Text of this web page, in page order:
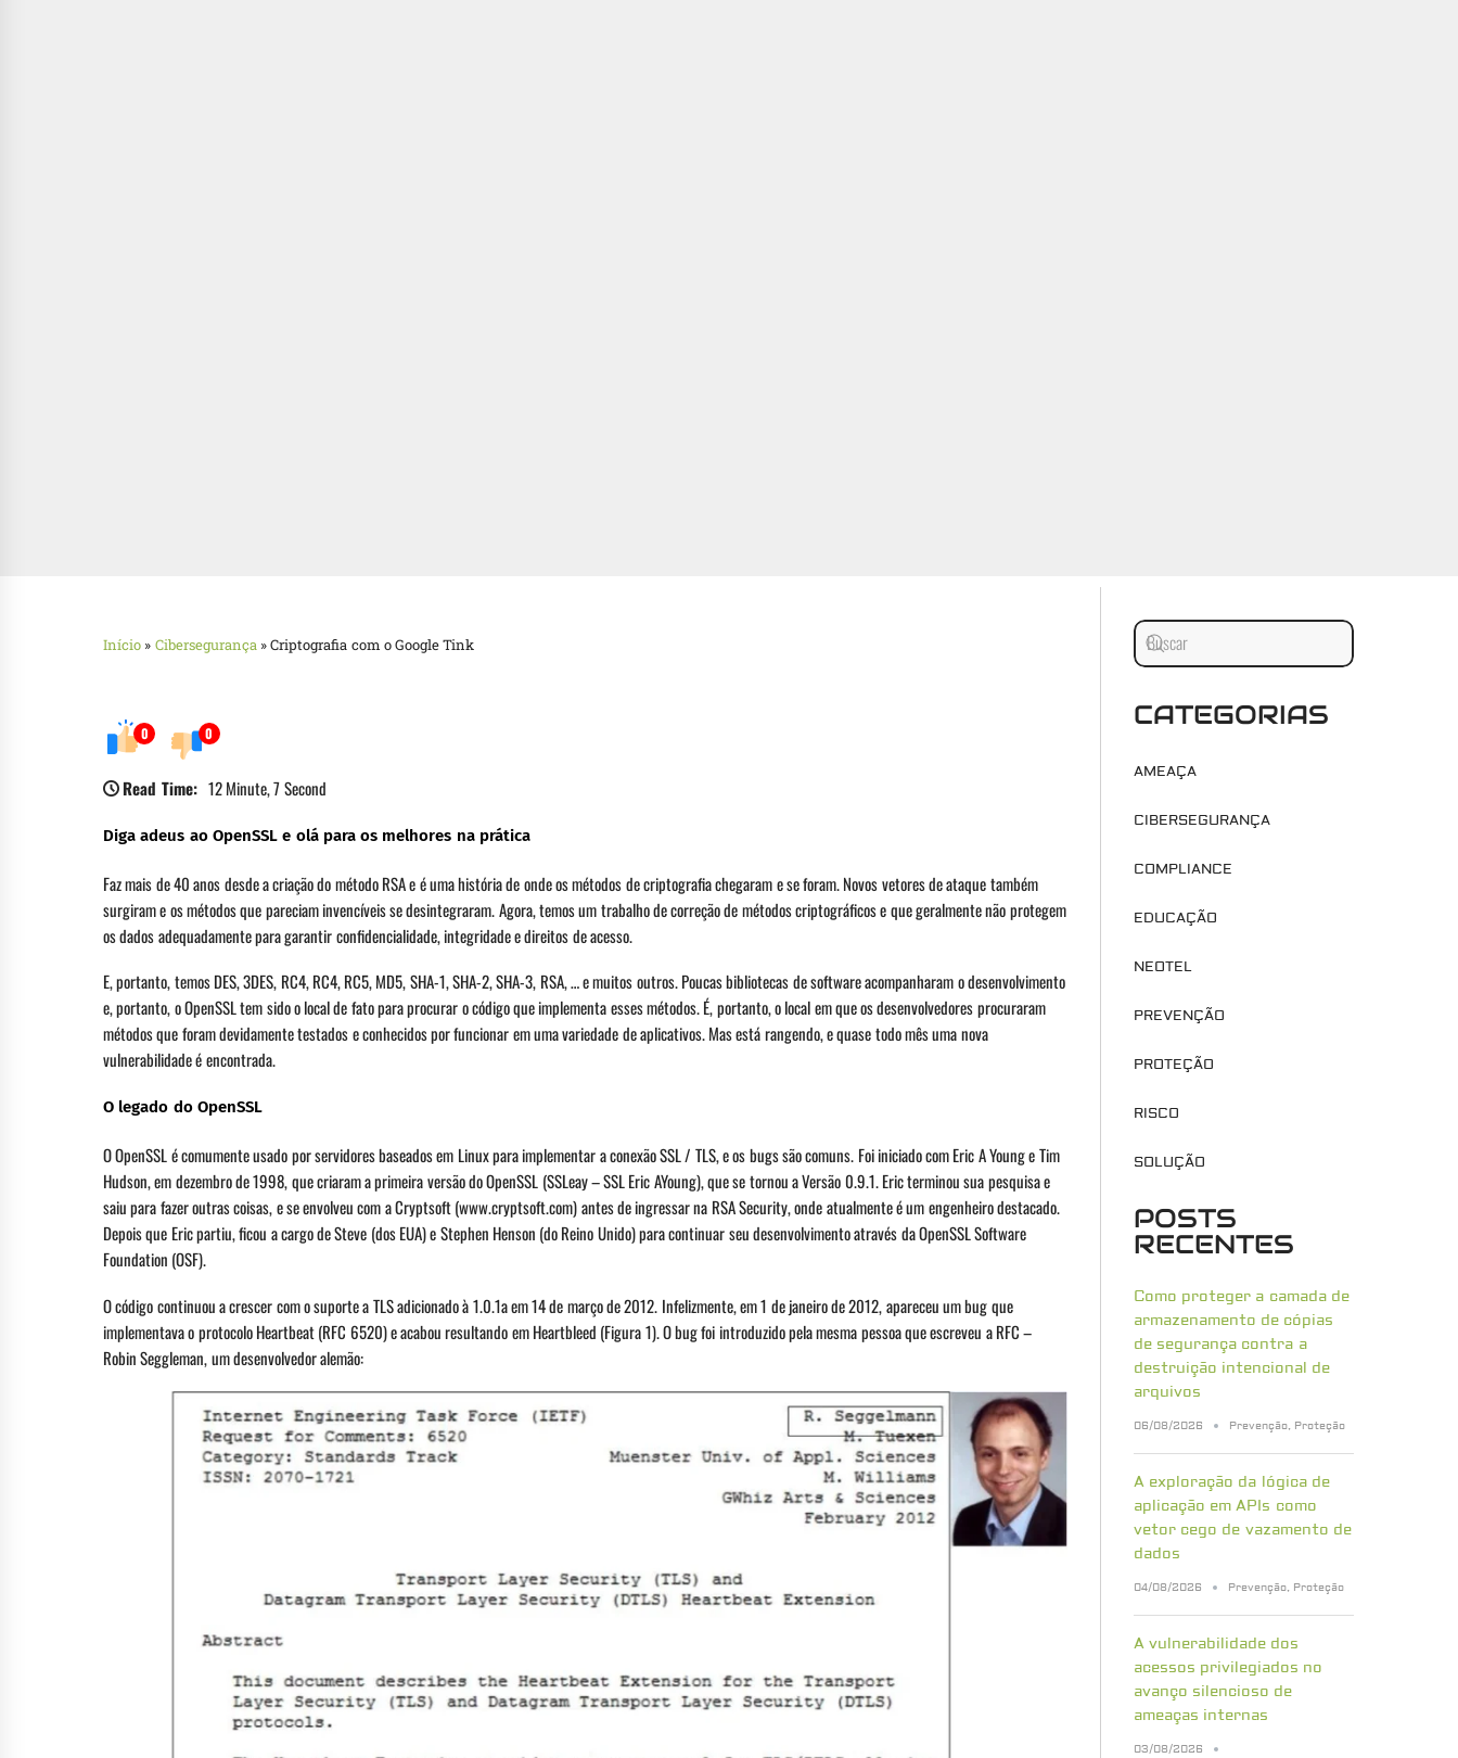
Início » Cibersegurança»Criptografia com o Google Tink
0 0
Read Time: 12 Minute, 7 Second
Diga adeus ao OpenSSL e olá para os melhores na prática
Faz mais de 40 anos desde a criação do método RSA e é uma história de onde os métodos de criptografia chegaram e se foram. Novos vetores de ataque também
surgiram e os métodos que pareciam invencíveis se desintegraram. Agora, temos um trabalho de correção de métodos criptográficos e que geralmente não protegem
os dados adequadamente para garantir confidencialidade, integridade e direitos de acesso.
E, portanto, temos DES, 3DES, RC4, RC4, RC5, MD5, SHA-1, SHA-2, SHA-3, RSA, … e muitos outros. Poucas bibliotecas de software acompanharam o desenvolvimento
e, portanto, o OpenSSL tem sido o local de fato para procurar o código que implementa esses métodos. É, portanto, o local em que os desenvolvedores procuraram
métodos que foram devidamente testados e conhecidos por funcionar em uma variedade de aplicativos. Mas está rangendo, e quase todo mês uma nova
vulnerabilidade é encontrada.
O legado do OpenSSL
O OpenSSL é comumente usado por servidores baseados em Linux para implementar a conexão SSL / TLS, e os bugs são comuns. Foi iniciado com Eric A Young e Tim
Hudson, em dezembro de 1998, que criaram a primeira versão do OpenSSL (SSLeay – SSL Eric AYoung), que se tornou a Versão 0.9.1. Eric terminou sua pesquisa e
saiu para fazer outras coisas, e se envolveu com a Cryptsoft (www.cryptsoft.com) antes de ingressar na RSA Security, onde atualmente é um engenheiro destacado.
Depois que Eric partiu, ficou a cargo de Steve (dos EUA) e Stephen Henson (do Reino Unido) para continuar seu desenvolvimento através da OpenSSL Software
Foundation (OSF).
O código continuou a crescer com o suporte a TLS adicionado à 1.0.1a em 14 de março de 2012. Infelizmente, em 1 de janeiro de 2012, apareceu um bug que
implementava o protocolo Heartbeat (RFC 6520) e acabou resultando em Heartbleed (Figura 1). O bug foi introduzido pela mesma pessoa que escreveu a RFC –
Robin Seggleman, um desenvolvedor alemão:
CATEGORIAS
AMEAÇA
CIBERSEGURANÇA
COMPLIANCE
EDUCAÇÃO
NEOTEL
PREVENÇÃO
PROTEÇÃO
RISCO
SOLUÇÃO
POSTS
RECENTES
Como proteger a camada de
armazenamento de cópias
de segurança contra a
destruição intencional de
arquivos
06/08/2026 Prevenção, Proteção
A exploração da lógica de
aplicação em APIs como
vetor cego de vazamento de
dados
04/08/2026 Prevenção, Proteção
A vulnerabilidade dos
acessos privilegiados no
avanço silencioso de
ameaças internas
03/08/2026